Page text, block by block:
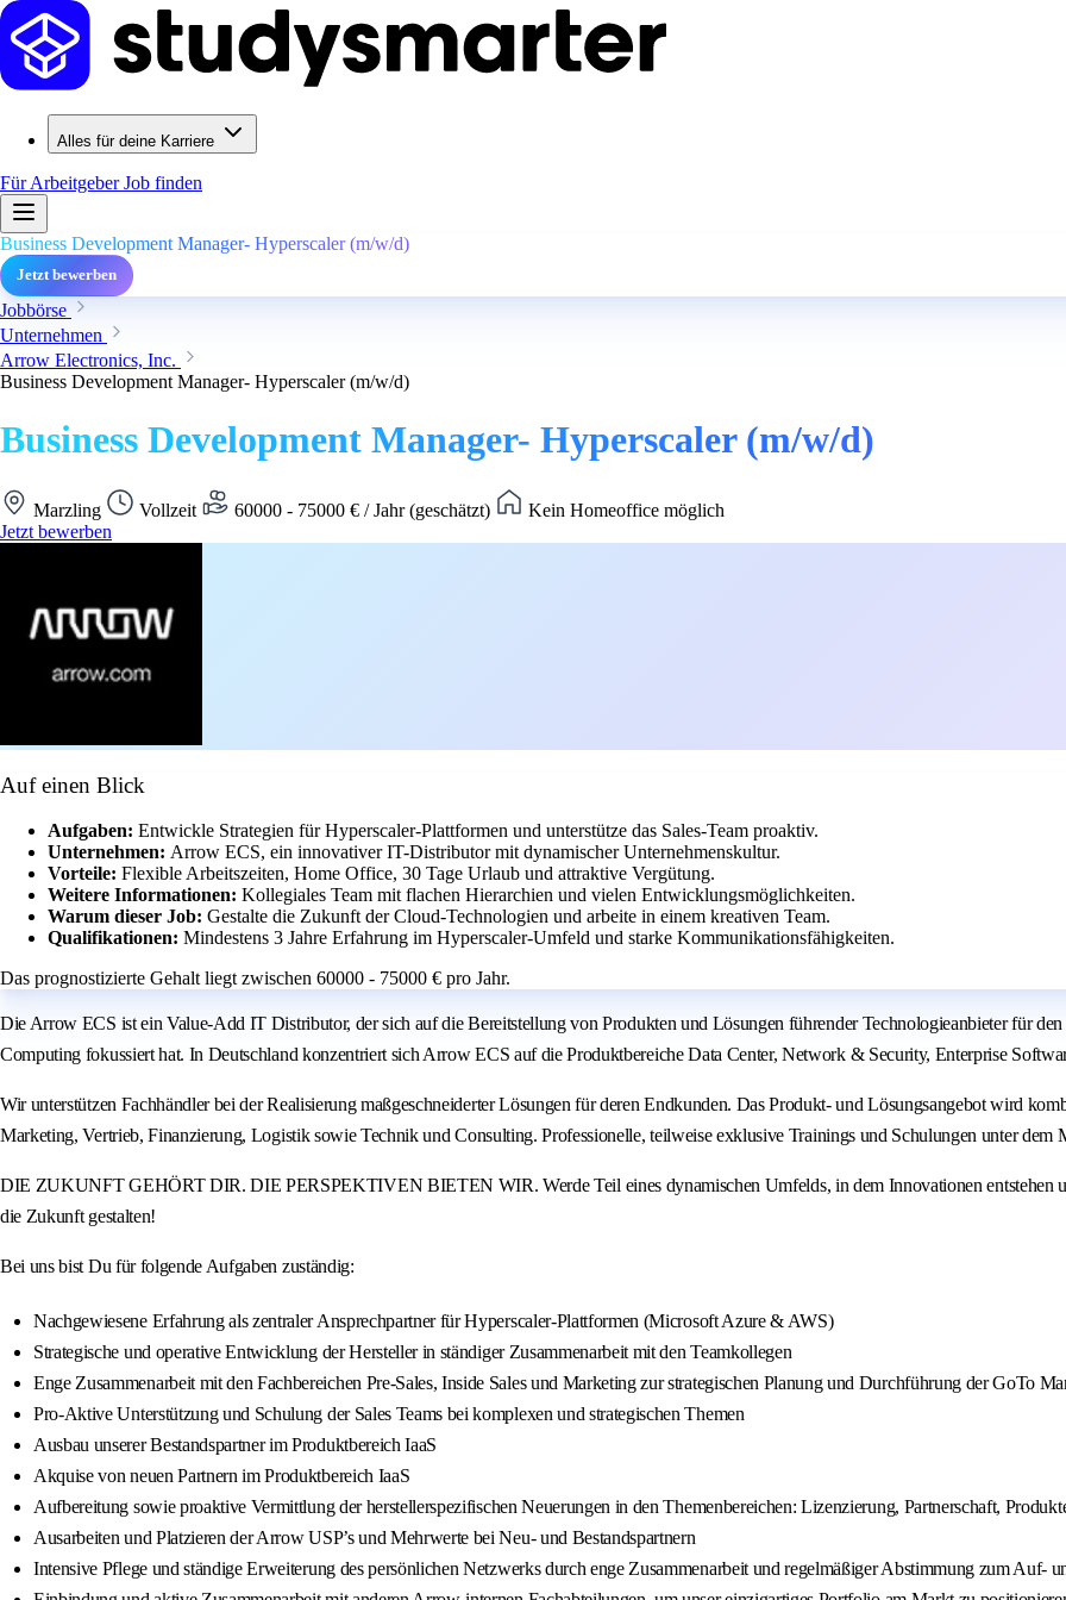
Alles für deine Karriere
Für ArbeitgeberJob finden
Business Development Manager- Hyperscaler (m/w/d)
Jetzt bewerben
Jobbörse
Unternehmen
Arrow Electronics, Inc.
Business Development Manager- Hyperscaler (m/w/d)
Business Development Manager- Hyperscaler (m/w/d)
Marzling Vollzeit 60000 - 75000 € / Jahr (geschätzt)
Kein Homeoffice möglich
Jetzt bewerben
Auf einen Blick
Aufgaben: Entwickle Strategien für Hyperscaler-Plattformen und unterstütze das Sales-Team proaktiv.
Unternehmen: Arrow ECS, ein innovativer IT-Distributor mit dynamischer Unternehmenskultur.
Vorteile: Flexible Arbeitszeiten, Home Office, 30 Tage Urlaub und attraktive Vergütung.
Weitere Informationen: Kollegiales Team mit flachen Hierarchien und vielen Entwicklungsmöglichkeiten.
Warum dieser Job: Gestalte die Zukunft der Cloud-Technologien und arbeite in einem kreativen Team.
Qualifikationen: Mindestens 3 Jahre Erfahrung im Hyperscaler-Umfeld und starke Kommunikationsfähigkeiten.
Das prognostizierte Gehalt liegt zwischen 60000 - 75000 € pro Jahr.
Die Arrow ECS ist ein Value-Add IT Distributor, der sich auf die Bereitstellung von Produkten und Lösungen führender Technologieanbieter für
Computing fokussiert hat. In Deutschland konzentriert sich Arrow ECS auf die Produktbereiche Data Center, Network & Security, Enterprise
Wir unterstützen Fachhändler bei der Realisierung maßgeschneiderter Lösungen für deren Endkunden. Das Produkt- und Lösungsangebot wird
Marketing, Vertrieb, Finanzierung, Logistik sowie Technik und Consulting. Professionelle, teilweise exklusive Trainings und Schulungen unter dem
DIE ZUKUNFT GEHÖRT DIR. DIE PERSPEKTIVEN BIETEN WIR. Werde Teil eines dynamischen Umfelds, in dem Innovationen entstehen
die Zukunft gestalten!
Bei uns bist Du für folgende Aufgaben zuständig:
Nachgewiesene Erfahrung als zentraler Ansprechpartner für Hyperscaler-Plattformen (Microsoft Azure & AWS)
Strategische und operative Entwicklung der Hersteller in ständiger Zusammenarbeit mit den Teamkollegen
Enge Zusammenarbeit mit den Fachbereichen Pre-Sales, Inside Sales und Marketing zur strategischen Planung und Durchführung der GoTo
Pro-Aktive Unterstützung und Schulung der Sales Teams bei komplexen und strategischen Themen
Ausbau unserer Bestandspartner im Produktbereich IaaS
Akquise von neuen Partnern im Produktbereich IaaS
Aufbereitung sowie proaktive Vermittlung der herstellerspezifischen Neuerungen in den Themenbereichen: Lizenzierung, Partnerschaft,
Ausarbeiten und Platzieren der Arrow USP’s und Mehrwerte bei Neu- und Bestandspartnern
Intensive Pflege und ständige Erweiterung des persönlichen Netzwerks durch enge Zusammenarbeit und regelmäßiger Abstimmung zum Auf-